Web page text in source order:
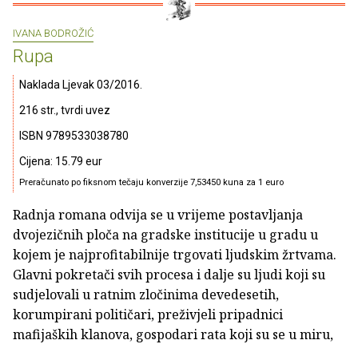
IVANA BODROŽIĆ
Rupa
Naklada Ljevak 03/2016.
216 str., tvrdi uvez
ISBN 9789533038780
Cijena: 15.79 eur
Preračunato po fiksnom tečaju konverzije 7,53450 kuna za 1 euro
Radnja romana odvija se u vrijeme postavljanja
dvojezičnih ploča na gradske institucije u gradu u
kojem je najprofitabilnije trgovati ljudskim žrtvama.
Glavni pokretači svih procesa i dalje su ljudi koji su
sudjelovali u ratnim zločinima devedesetih,
korumpirani političari, preživjeli pripadnici
mafijaških klanova, gospodari rata koji su se u miru,